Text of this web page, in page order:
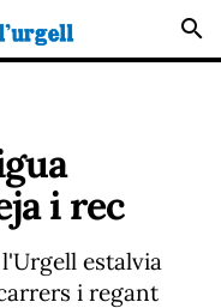
search
i rec
estalvia
i regant